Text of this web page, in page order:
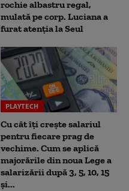
rochie albastru regal,
mulată pe corp. Luciana a
furat atenția la Seul
PLAYTECH
Cu cât îți crește salariul
pentru fiecare prag de
vechime. Cum se aplică
majorările din noua Lege a
salarizării după 3, 5, 10, 15
și...